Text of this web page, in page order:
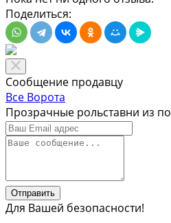
Поделиться:
Сообщение продавцу
Все Ворота
Прозрачные рольставни из
Отправить
Для Вашей безопасности!